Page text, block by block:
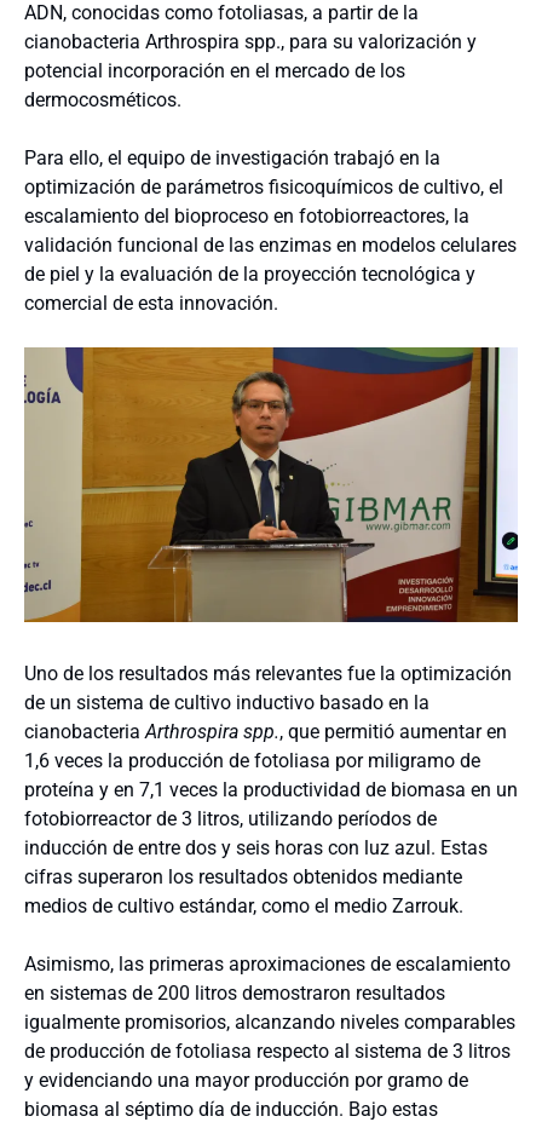
ADN, conocidas como fotoliasas, a partir de la
cianobacteria Arthrospira spp., para su valorización y
potencial incorporación en el mercado de los
dermocosméticos.
Para ello, el equipo de investigación trabajó en la
optimización de parámetros fisicoquímicos de cultivo, el
escalamiento del bioproceso en fotobiorreactores, la
validación funcional de las enzimas en modelos celulares
de piel y la evaluación de la proyección tecnológica y
comercial de esta innovación.
Uno de los resultados más relevantes fue la optimización
de un sistema de cultivo inductivo basado en la
cianobacteriaArthrospira spp., que permitió aumentar en
1,6 veces la producción de fotoliasa por miligramo de
proteína y en 7,1 veces la productividad de biomasa en un
fotobiorreactor de 3 litros, utilizando períodos de
inducción de entre dos y seis horas con luz azul. Estas
cifras superaron los resultados obtenidos mediante
medios de cultivo estándar, como el medio Zarrouk.
Asimismo, las primeras aproximaciones de escalamiento
en sistemas de 200 litros demostraron resultados
igualmente promisorios, alcanzando niveles comparables
de producción de fotoliasa respecto al sistema de 3 litros
y evidenciando una mayor producción por gramo de
biomasa al séptimo día de inducción. Bajo estas